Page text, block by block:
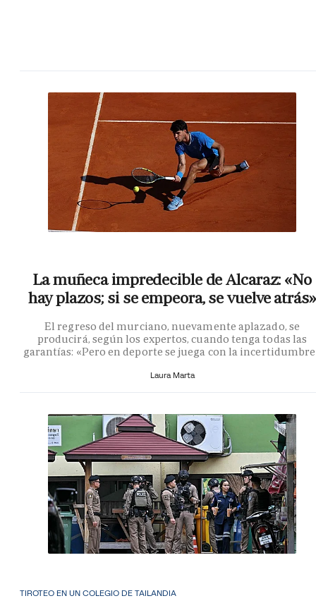
La muñeca impredecible de Alcaraz: «No
hay plazos; si se empeora, se vuelve atrás»
El regreso del murciano, nuevamente aplazado, se
producirá, según los expertos, cuando tenga todas las
garantías: «Pero en deporte se juega con la
Laura Marta
TIROTEO EN UN COLEGIO DE TAILANDIA